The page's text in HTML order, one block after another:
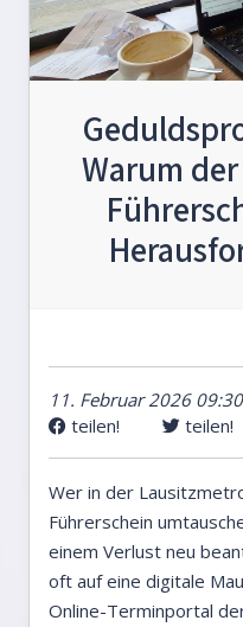
Warum
11. Februar 2026
teilen!
teilen!
Wer in der
Führerschein
einem Verlust neu
oft auf eine digitale
Online-Terminportal